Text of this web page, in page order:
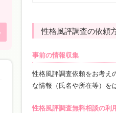
性格風評調査の依頼
事前の情報収集
性格風評調査依頼をお考え
な情報（氏名や所在等）を
性格風評調査無料相談の利